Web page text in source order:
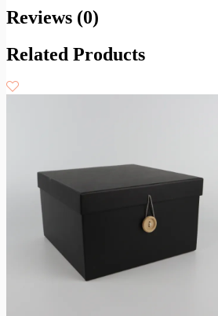
Reviews (0)
Related Products